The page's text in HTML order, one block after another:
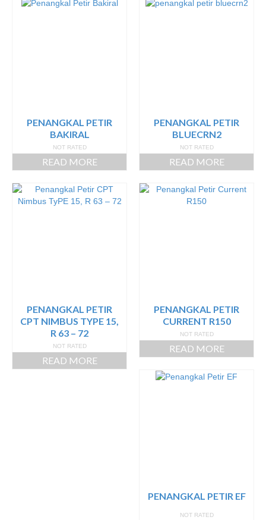
PENANGKAL PETIR
BAKIRAL
NOT RATED
READ MORE
PENANGKAL PETIR
BLUECRN2
NOT RATED
READ MORE
PENANGKAL PETIR
CPT NIMBUS TYPE 15,
R 63 – 72
NOT RATED
READ MORE
PENANGKAL PETIR
CURRENT R150
NOT RATED
READ MORE
PENANGKAL PETIR EF
NOT RATED